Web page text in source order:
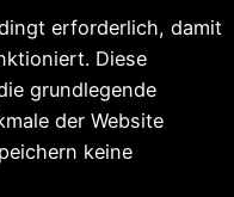
erforderlich, damit
Diese
grundlegende
der Website
keine